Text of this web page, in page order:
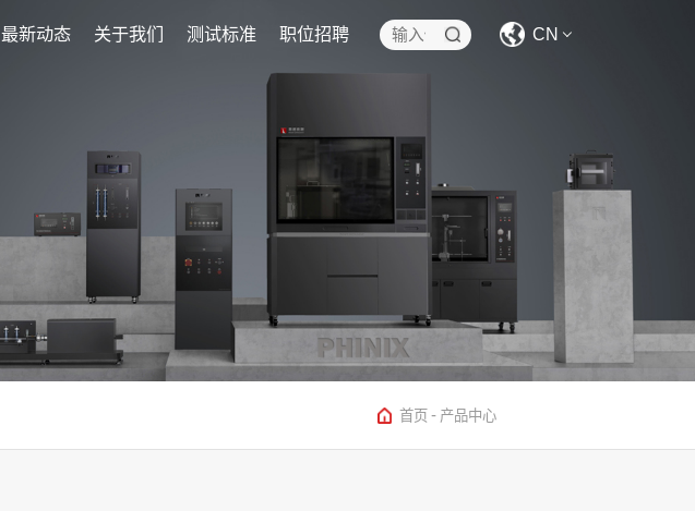
最新动态 关于我们 测试标准 职位招聘 CN
CN EN
首页 - 产品中心